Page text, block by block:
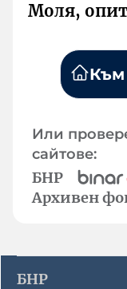
Моля,
Към
Или
сайтове:
БНР
Архивен
БНР